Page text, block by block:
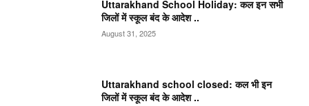
Uttarakhand School Holiday: कल इन सभी
जिलों में स्कूल बंद के आदेश ..
August 31, 2025
Uttarakhand school closed: कल भी इन
जिलों में स्कूल बंद के आदेश ..